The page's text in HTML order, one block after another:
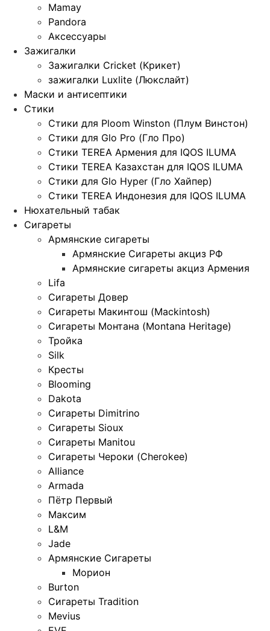
Mamay
Pandora
Аксессуары
Зажигалки
Зажигалки Cricket (Крикет)
зажигалки Luxlite (Люкслайт)
Маски и антисептики
Стики
Стики для Ploom Winston (Плум Винстон)
Стики для Glo Pro (Гло Про)
Стики TEREA Армения для IQOS ILUMA
Стики TEREA Казахстан для IQOS ILUMA
Стики для Glo Hyper (Гло Хайпер)
Стики TEREA Индонезия для IQOS ILUMA
Нюхательный табак
Сигареты
Армянские сигареты
Армянские Сигареты акциз РФ
Армянские сигареты акциз Армения
Lifa
Сигареты Довер
Сигареты Макинтош (Mackintosh)
Сигареты Монтана (Montana Heritage)
Тройка
Silk
Кресты
Blooming
Dakota
Сигареты Dimitrino
Сигареты Sioux
Сигареты Manitou
Сигареты Чероки (Cherokee)
Alliance
Armada
Пётр Первый
Максим
L&M
Jade
Армянские Сигареты
Морион
Burton
Сигареты Tradition
Mevius